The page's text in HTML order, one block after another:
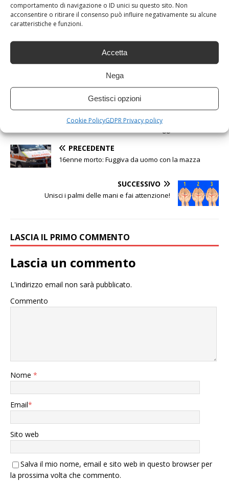
comportamento di navigazione o ID unici su questo sito. Non
acconsentire o ritirare il consenso può influire negativamente su alcune
caratteristiche e funzioni.
Accetta
Nega
Gestisci opzioni
Cookie PolicyGDPR Privacy policy
Sicuramente adesso avrete capito di chi si tratta no?
vedere dalle foto nel corso del tempo è cambiata moltissimo,
è maturata, e professionalmente ha raggiunto degli obiettivi
importanti. Anche se criticata a volte questa ragazza deve
PRECEDENTE
16enne morto: Fuggiva da uomo con la mazza
SUCCESSIVO
Unisci i palmi delle mani e fai attenzione!
LASCIA IL PRIMO COMMENTO
Lascia un commento
L'indirizzo email non sarà pubblicato.
Commento
Nome *
Email*
Sito web
Salva il mio nome, email e sito web in questo browser per
la prossima volta che commento.